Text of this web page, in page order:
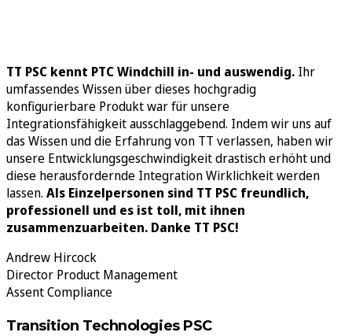
TT PSC kennt PTC Windchill in- und auswendig. Ihr
umfassendes Wissen über dieses hochgradig
konfigurierbare Produkt war für unsere
Integrationsfähigkeit ausschlaggebend. Indem wir uns auf
das Wissen und die Erfahrung von TT verlassen, haben wir
unsere Entwicklungsgeschwindigkeit drastisch erhöht und
diese herausfordernde Integration Wirklichkeit werden
lassen. Als Einzelpersonen sind TT PSC freundlich,
professionell und es ist toll, mit ihnen
zusammenzuarbeiten. Danke TT PSC!
Andrew Hircock
Director Product Management
Assent Compliance
Transition Technologies PSC